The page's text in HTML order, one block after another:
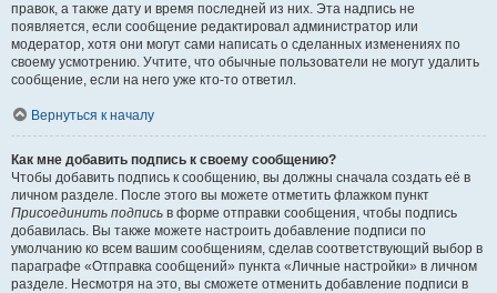
правок, а также дату и время последней из них. Эта надпись не
появляется, если сообщение редактировал администратор или
модератор, хотя они могут сами написать о сделанных изменениях по
своему усмотрению. Учтите, что обычные пользователи не могут удалить
сообщение, если на него уже кто-то ответил.
Вернуться к началу
Как мне добавить подпись к своему сообщению?
Чтобы добавить подпись к сообщению, вы должны сначала создать её в
личном разделе. После этого вы можете отметить флажком пункт
Присоединить подпись в форме отправки сообщения, чтобы подпись
добавилась. Вы также можете настроить добавление подписи по
умолчанию ко всем вашим сообщениям, сделав соответствующий выбор в
параграфе «Отправка сообщений» пункта «Личные настройки» в личном
разделе. Несмотря на это, вы сможете отменить добавление подписи в